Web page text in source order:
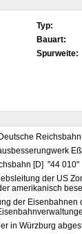
Typ:
Bauart:
Spurweite:
[D] "44 010"
der US
amerikanisch
der
in Würzburg